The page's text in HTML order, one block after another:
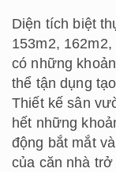
Diện tích biệt
153m2,
có những
thể tận dụng
Thiết kế sân
hết những
động bắt mắt
của căn nhà